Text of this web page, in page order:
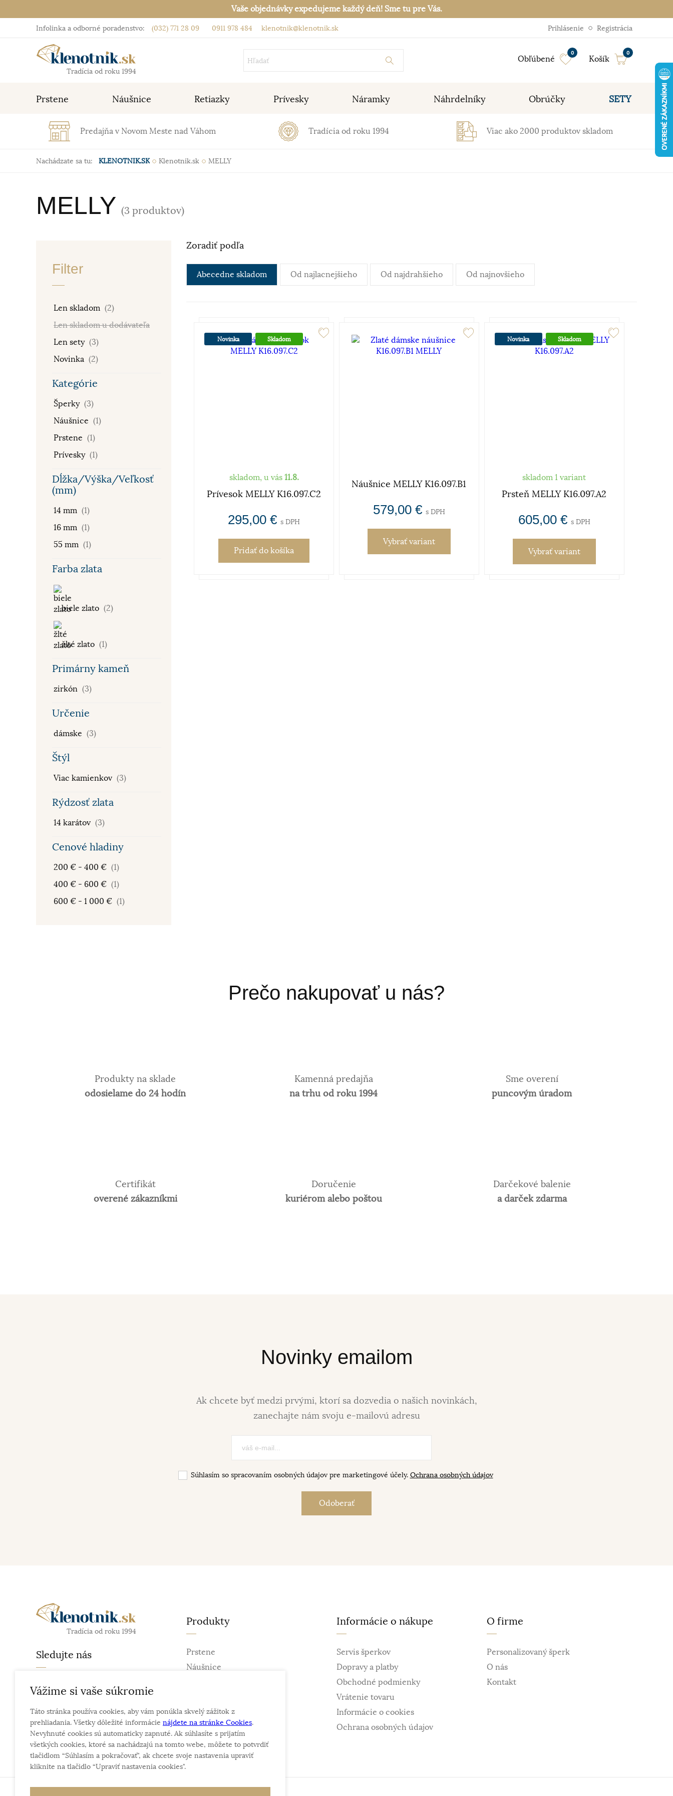
Vaše objednávky expedujeme každý deň! Sme tu pre Vás.
Infolinka a odborné poradenstvo: (032) 771 28 09 0911 978 484 klenotnik@klenotnik.sk Prihlásenie Registrácia
Tradícia od roku 1994
Obľúbené
0
Košík
0
Prstene Náušnice Retiazky Prívesky Náramky Náhrdelníky Obrúčky SETY
Predajňa v Novom Meste nad Váhom Tradícia od roku 1994 Viac ako 2000 produktov skladom
Nachádzate sa tu: KLENOTNIK.SK Klenotnik.sk MELLY
MELLY (3 produktov)
Filter
Len skladom (2)
Len skladom u dodávateľa
Len sety (3)
Novinka (2)
Kategórie
Šperky (3)
Náušnice (1)
Prstene (1)
Prívesky (1)
Dĺžka/Výška/Veľkosť
(mm)
14 mm (1)
16 mm (1)
55 mm (1)
Farba zlata
biele zlato (2)
žlté zlato (1)
Primárny kameň
zirkón (3)
Určenie
dámske (3)
Štýl
Viac kamienkov (3)
Rýdzosť zlata
14 karátov (3)
Cenové hladiny
200 € - 400 € (1)
400 € - 600 € (1)
600 € - 1 000 € (1)
Zoradiť podľa
Abecedne skladom Od najlacnejšieho Od najdrahšieho Od najnovšieho
Novinka Skladom
skladom, u vás 11.8.
Prívesok MELLY K16.097.C2
295,00 € s DPH
Pridať do košíka
Náušnice MELLY K16.097.B1
579,00 € s DPH
Vybrať variant
Novinka Skladom
skladom 1 variant
Prsteň MELLY K16.097.A2
605,00 € s DPH
Vybrať variant
Prečo nakupovať u nás?
Produkty na sklade
odosielame do 24 hodín
Kamenná predajňa
na trhu od roku 1994
Sme overení
puncovým úradom
Certifikát
overené zákazníkmi
Doručenie
kuriérom alebo poštou
Darčekové balenie
a darček zdarma
Novinky emailom
Ak chcete byť medzi prvými, ktorí sa dozvedia o našich novinkách,
zanechajte nám svoju e-mailovú adresu
Súhlasím so spracovaním osobných údajov pre marketingové účely. Ochrana osobných údajov
Tradícia od roku 1994
Sledujte nás
facebook
Produkty
Prstene
Náušnice
Náramky
Náhrdelníky
Obrúčky
Informácie o nákupe
Servis šperkov
Dopravy a platby
Obchodné podmienky
Vrátenie tovaru
Informácie o cookies
Ochrana osobných údajov
O firme
Personalizovaný šperk
O nás
Kontakt
Vážime si vaše súkromie
Táto stránka používa cookies, aby vám ponúkla skvelý zážitok z
prehliadania. Všetky dôležité informácie nájdete na stránke Cookies.
Nevyhnuté cookies sú automaticky zapnuté. Ak súhlasíte s prijatím
všetkých cookies, ktoré sa nachádzajú na tomto webe, môžete to potvrdiť
tlačidlom “Súhlasím a pokračovať", ak chcete svoje nastavenia upraviť
kliknite na tlačidlo “Upraviť nastavenia cookies".